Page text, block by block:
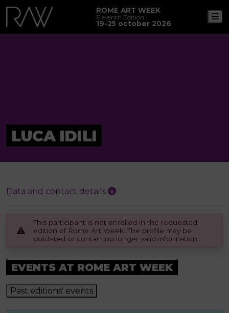
ROME ART WEEK
Eleventh Edition
19-25 october 2026
LUCA IDILI
Data and contact details
This participant is not enrolled in the requested
edition of Rome Art Week. The profile may be
outdated or contain no longer valid information.
EVENTS AT ROME ART WEEK
Past editions' events